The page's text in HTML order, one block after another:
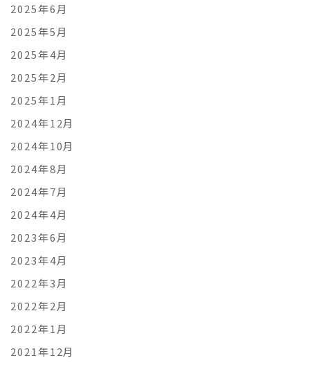
2025年6月
2025年5月
2025年4月
2025年2月
2025年1月
2024年12月
2024年10月
2024年8月
2024年7月
2024年4月
2023年6月
2023年4月
2022年3月
2022年2月
2022年1月
2021年12月